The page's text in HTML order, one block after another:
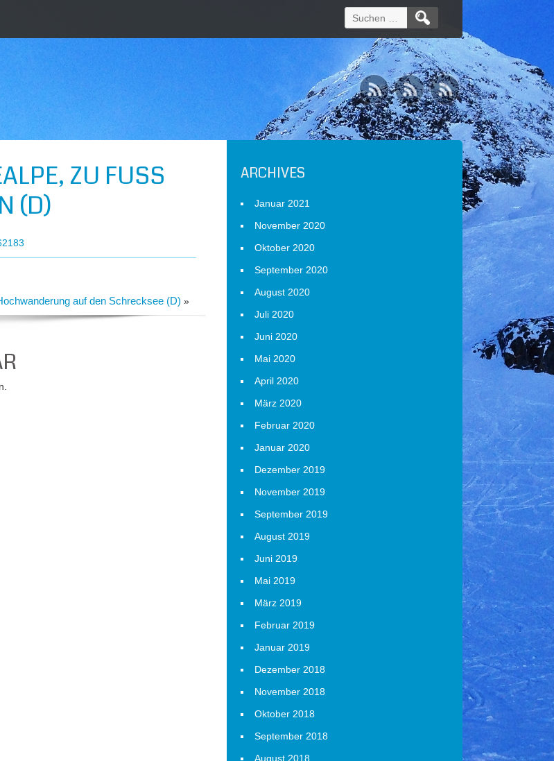
Suchen
nach:
ZU FUSS W
(D)
auf den Schrecksee (D) »
ARCHIVES
Januar 2021
November 2020
Oktober 2020
September 2020
August 2020
Juli 2020
Juni 2020
Mai 2020
April 2020
März 2020
Februar 2020
Januar 2020
Dezember 2019
November 2019
September 2019
August 2019
Juni 2019
Mai 2019
März 2019
Februar 2019
Januar 2019
Dezember 2018
November 2018
Oktober 2018
September 2018
August 2018